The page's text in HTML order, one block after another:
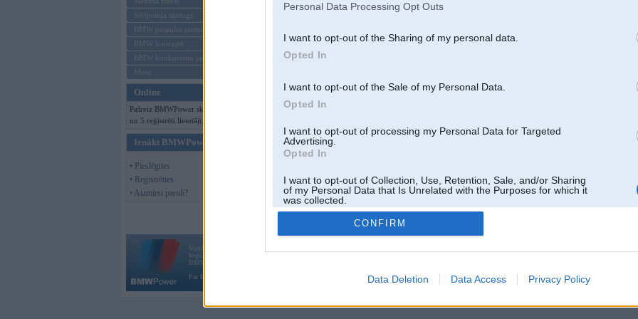
Personal Data Processing Opt Outs
I want to opt-out of the Sharing of my personal data.
Opted In
I want to opt-out of the Sale of my Personal Data.
Opted In
I want to opt-out of processing my Personal Data for Targeted
Advertising.
Opted In
I want to opt-out of Collection, Use, Retention, Sale, and/or Sharing
of my Personal Data that Is Unrelated with the Purposes for which it
was collected.
Opted Out
CONFIRM
Data Deletion Data Access Privacy Policy
Sērijveida tūnings
BMW pasaules jaunumi
BMW koncepti
BMW konkurentu jaunumi
Moto
Online
Pašreiz BMWPower skatās 79 viesi
un 5 reģistrēti lietotāji.
Ienākt BMWPower
• Pieslēgties
• Reģistrēties
• Aizmirsi paroli?
Vortāls BMWPower.lv darbojas
kopš 2002. gada 14. maija. Tas nav auto klubs un nav saistīts ar
BMW AG.
Par BMWPower